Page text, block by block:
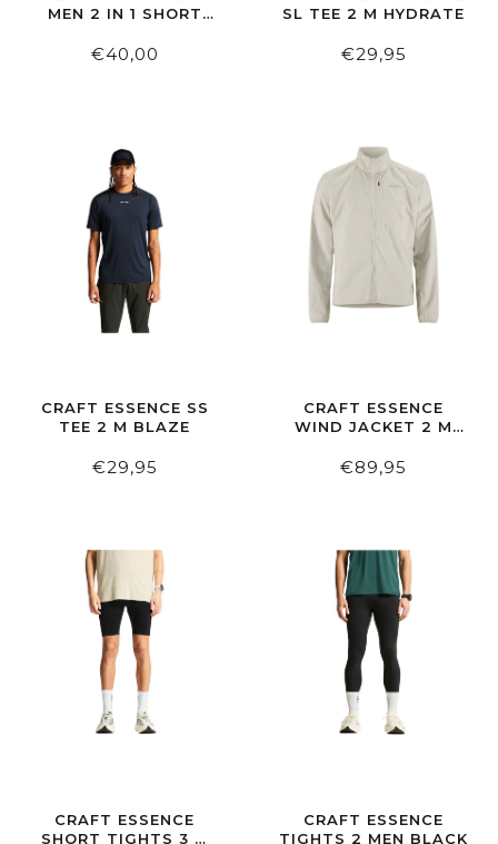
MEN 2 IN 1 SHORT
€40,00
SL TEE 2 M HYDRATE
€29,95
CRAFT ESSENCE SS
TEE 2 M BLAZE
€29,95
CRAFT ESSENCE
WIND JACKET 2 M
€89,95
CRAFT ESSENCE
SHORT TIGHTS 3 M
CRAFT ESSENCE
TIGHTS 2 MEN BLACK